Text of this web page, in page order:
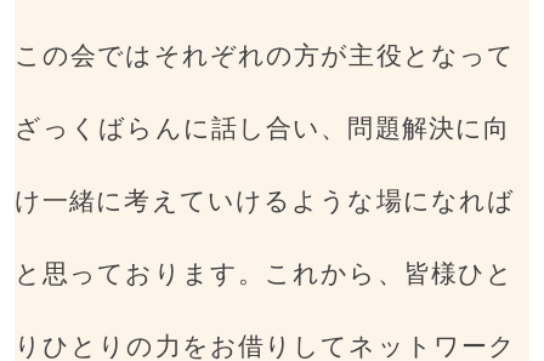
この会ではそれぞれの方が主役となって
ざっくばらんに話し合い、問題解決に向
け一緒に考えていけるような場になれば
と思っております。これから、皆様ひと
りひとりの力をお借りしてネットワーク